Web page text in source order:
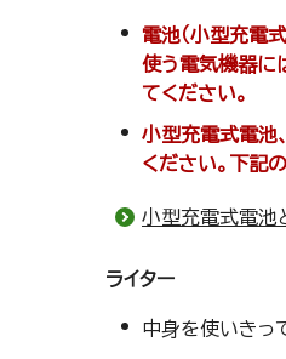
電池（小型充電
使う電気機器に
てください。
小型充電式電池
ください。下記
小型充電式電池
ライター
中身を使いきっ